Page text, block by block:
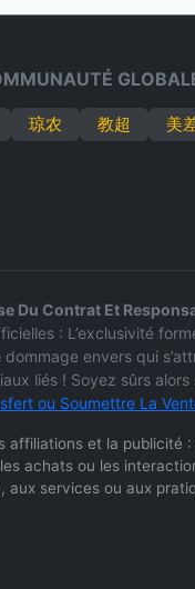
琼农 教超 美
Du Contrat Et
: L’exclusivité
envers qui
liés ! Soyez sûrs
ou Soumettre La
affiliations et la publicité
achats ou les
aux services ou aux